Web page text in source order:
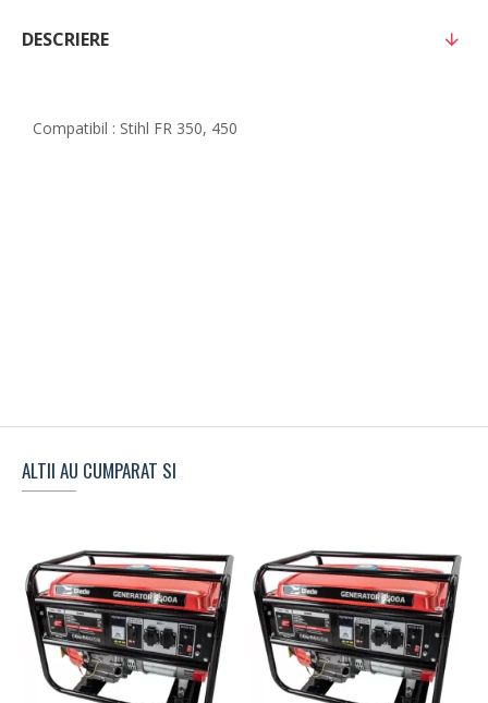
DESCRIERE
Compatibil : Stihl FR 350, 450
ALTII AU CUMPARAT SI